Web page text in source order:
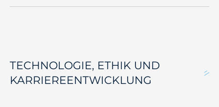
TECHNOLOGIE, ETHIK UND
KARRIEREENTWICKLUNG